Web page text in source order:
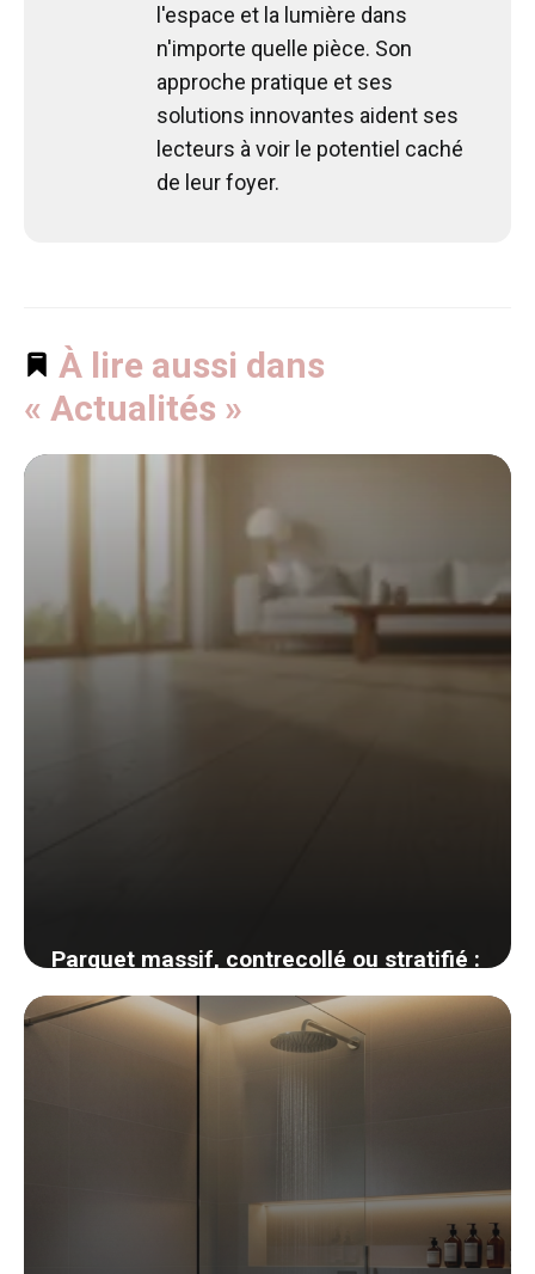
l'espace et la lumière dans
n'importe quelle pièce. Son
approche pratique et ses
solutions innovantes aident ses
lecteurs à voir le potentiel caché
de leur foyer.
À lire aussi dans
« Actualités »
Parquet massif, contrecollé ou stratifié :
comment choisir son revêtement de sol
bois